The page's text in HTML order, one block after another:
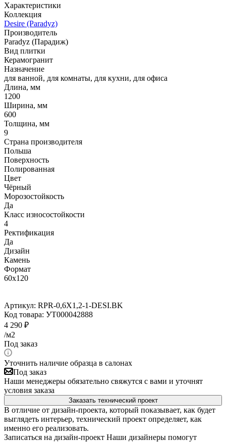
Характеристики
Коллекция
Desire (Paradyz)
Производитель
Paradyz (Парадиж)
Вид плитки
Керамогранит
Назначение
для ванной, для комнаты, для кухни, для офиса
Длина, мм
1200
Ширина, мм
600
Толщина, мм
9
Страна производителя
Польша
Поверхность
Полированная
Цвет
Чёрный
Морозостойкость
Да
Класс износостойкости
4
Ректификация
Да
Дизайн
Камень
Формат
60x120
Артикул: RPR-0,6X1,2-1-DESI.BK
Код товара: УТ000042888
4 290 ₽
/м2
Под заказ
Уточнить наличие образца в салонах
Под заказ
Наши менеджеры обязательно свяжутся с вами и уточнят
условия заказа
Заказать технический проект
В отличие от дизайн-проекта, который показывает, как будет
выглядеть интерьер, технический проект определяет, как
именно его реализовать.
Записаться на дизайн-проект Наши дизайнеры помогут